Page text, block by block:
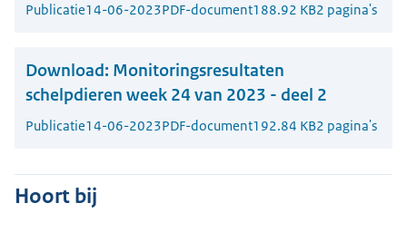
Publicatie14-06-2023PDF-document188.92 KB2 pagina's
Download: Monitoringsresultaten
schelpdieren week 24 van 2023 - deel 2
Publicatie14-06-2023PDF-document192.84 KB2 pagina's
Hoort bij